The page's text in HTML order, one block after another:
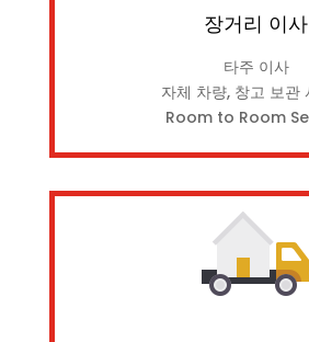
장거리 이사
타주 이사
자체 차량, 창고 보관
Room to Room